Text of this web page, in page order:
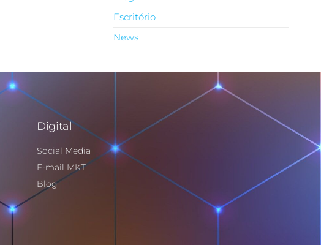
Escritório
News
Digital
Social Media
E-mail MKT
Blog